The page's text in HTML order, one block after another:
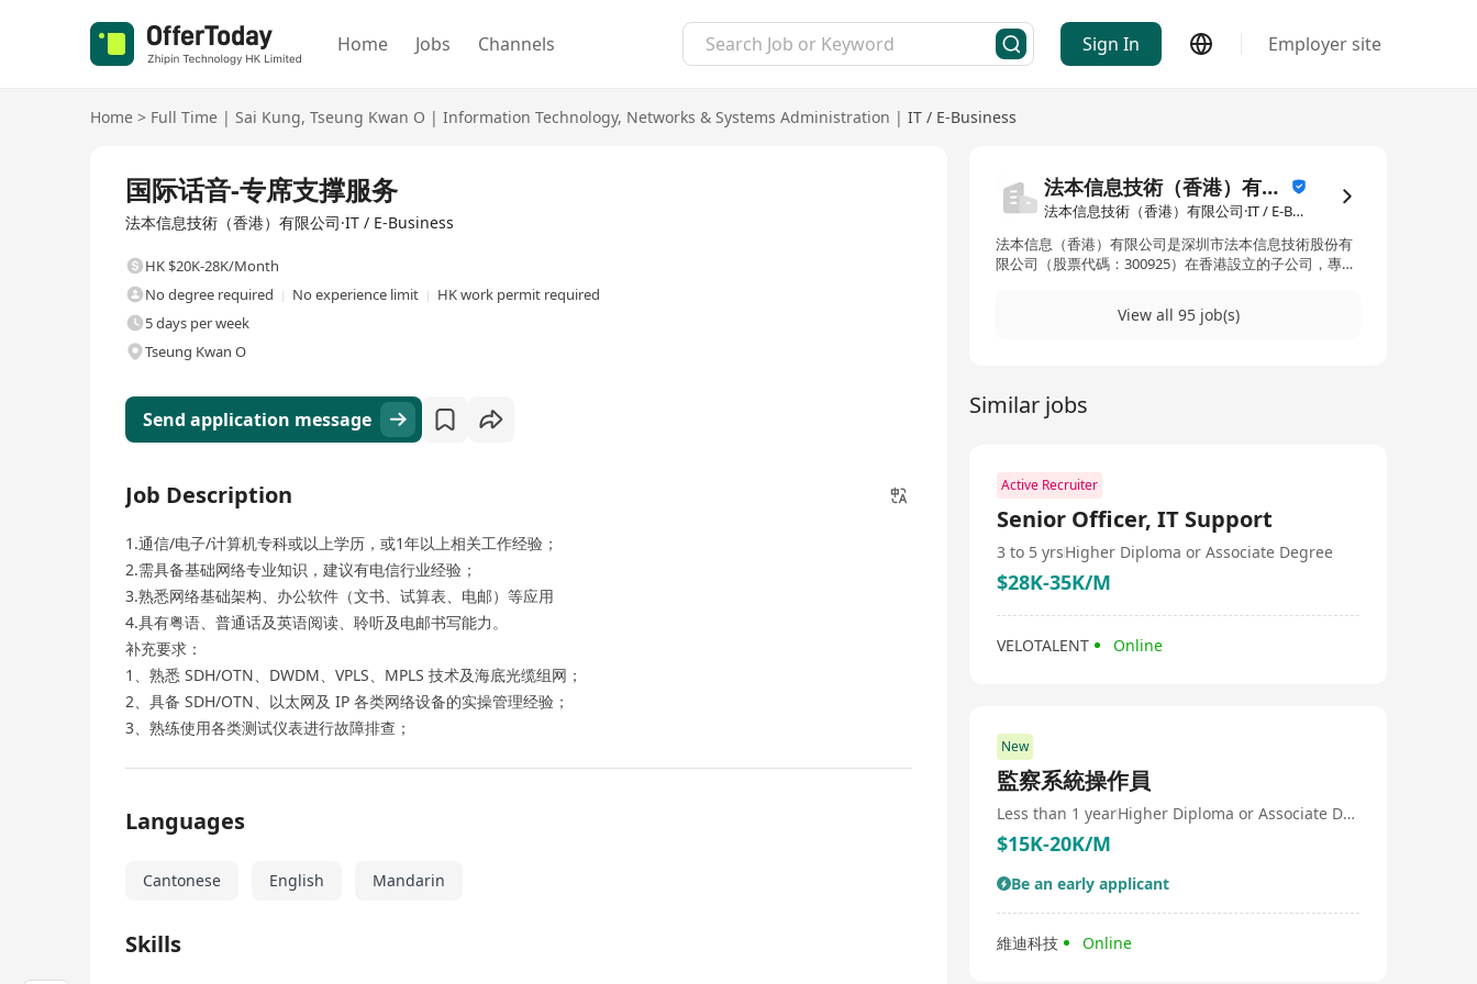
Home Jobs Channels Sign In Employer site
Home > Full Time | Sai Kung, Tseung Kwan O | Information Technology, Networks & Systems Administration | IT / E-Business
国际话音-专席支撑服务
法本信息技術（香港）有限公司·IT / E-Business
HK $20K-28K/Month
No degree required
No experience limit
HK work permit required
5 days per week
Tseung Kwan O
Send application message
Job Description
1.通信/电子/计算机专科或以上学历，或1年以上相关工作经验；
2.需具备基础网络专业知识，建议有电信行业经验；
3.熟悉网络基础架构、办公软件（文书、试算表、电邮）等应用
4.具有粤语、普通话及英语阅读、聆听及电邮书写能力。
补充要求：
1、熟悉 SDH/OTN、DWDM、VPLS、MPLS 技术及海底光缆组网；
2、具备 SDH/OTN、以太网及 IP 各类网络设备的实操管理经验；
3、熟练使用各类测试仪表进行故障排查；
Languages
Cantonese English Mandarin
Skills
法本信息技術（香港）有限公司
法本信息技術（香港）有限公司·IT / E-Business
法本信息（香港）有限公司是深圳市法本信息技術股份有
限公司（股票代碼：300925）在香港設立的子公司，專注
國內地的技術積累與行業經驗，致力為亞太區及全球客戶
View all 95 job(s)
Similar jobs
Active Recruiter
Senior Officer, IT Support
3 to 5 yrsHigher Diploma or Associate Degree
$28K-35K/M
VELOTALENT Online
New
監察系統操作員
Less than 1 year Higher Diploma or Associate Degree
$15K-20K/M
Be an early applicant
維迪科技 Online